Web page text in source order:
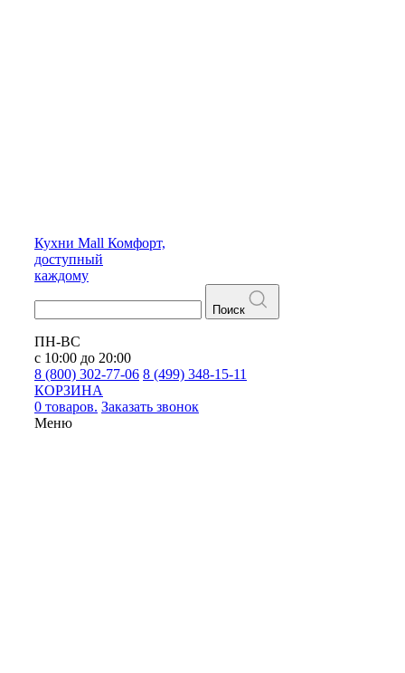
Кухни Mall Комфорт,
доступный
каждому
Поиск
ПН-ВС
с 10:00 до 20:00
8 (800) 302-77-06 8 (499) 348-15-11
КОРЗИНА
0 товаров. Заказать звонок
Меню